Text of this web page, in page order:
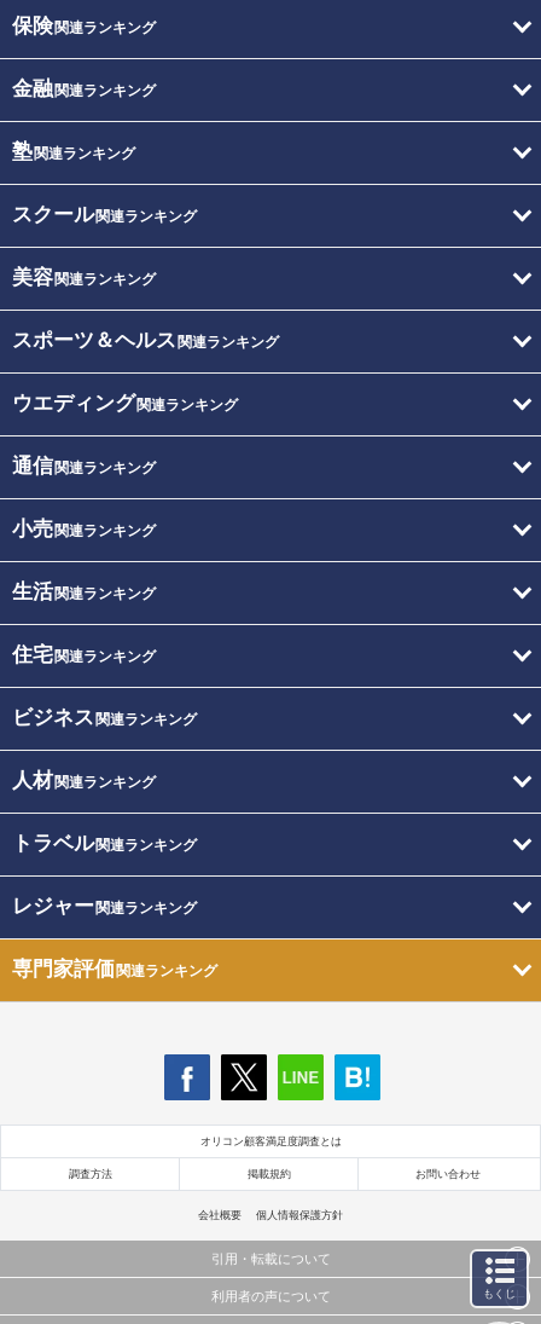
保険関連ランキング
金融関連ランキング
塾関連ランキング
スクール関連ランキング
美容関連ランキング
スポーツ＆ヘルス 関連ランキング
ウエディング関連ランキング
通信関連ランキング
小売関連ランキング
生活関連ランキング
住宅関連ランキング
ビジネス 関連ランキング
人材関連ランキング
トラベル関連ランキング
レジャー関連ランキング
専門家評価関連ランキング
オリコン顧客満足度調査とは
調査方法 掲載規約 お問い合わせ
会社概要 個人情報保護方針
引用・転載について
当サイトで公開されている情報（文字、写真、イラスト、画像データ等）及びこれらの配置・
利用者の声について もくじ